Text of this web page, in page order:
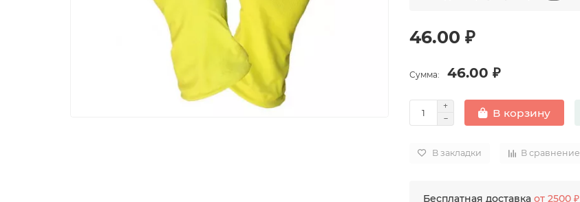
46.00 ₽
Сумма: 46.00 ₽
В корзину
В закладки В сравнение
Бесплатная доставкаот 2500 ₽